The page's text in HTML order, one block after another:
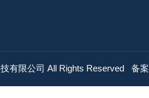
有限公司 All Rights Reserved 备